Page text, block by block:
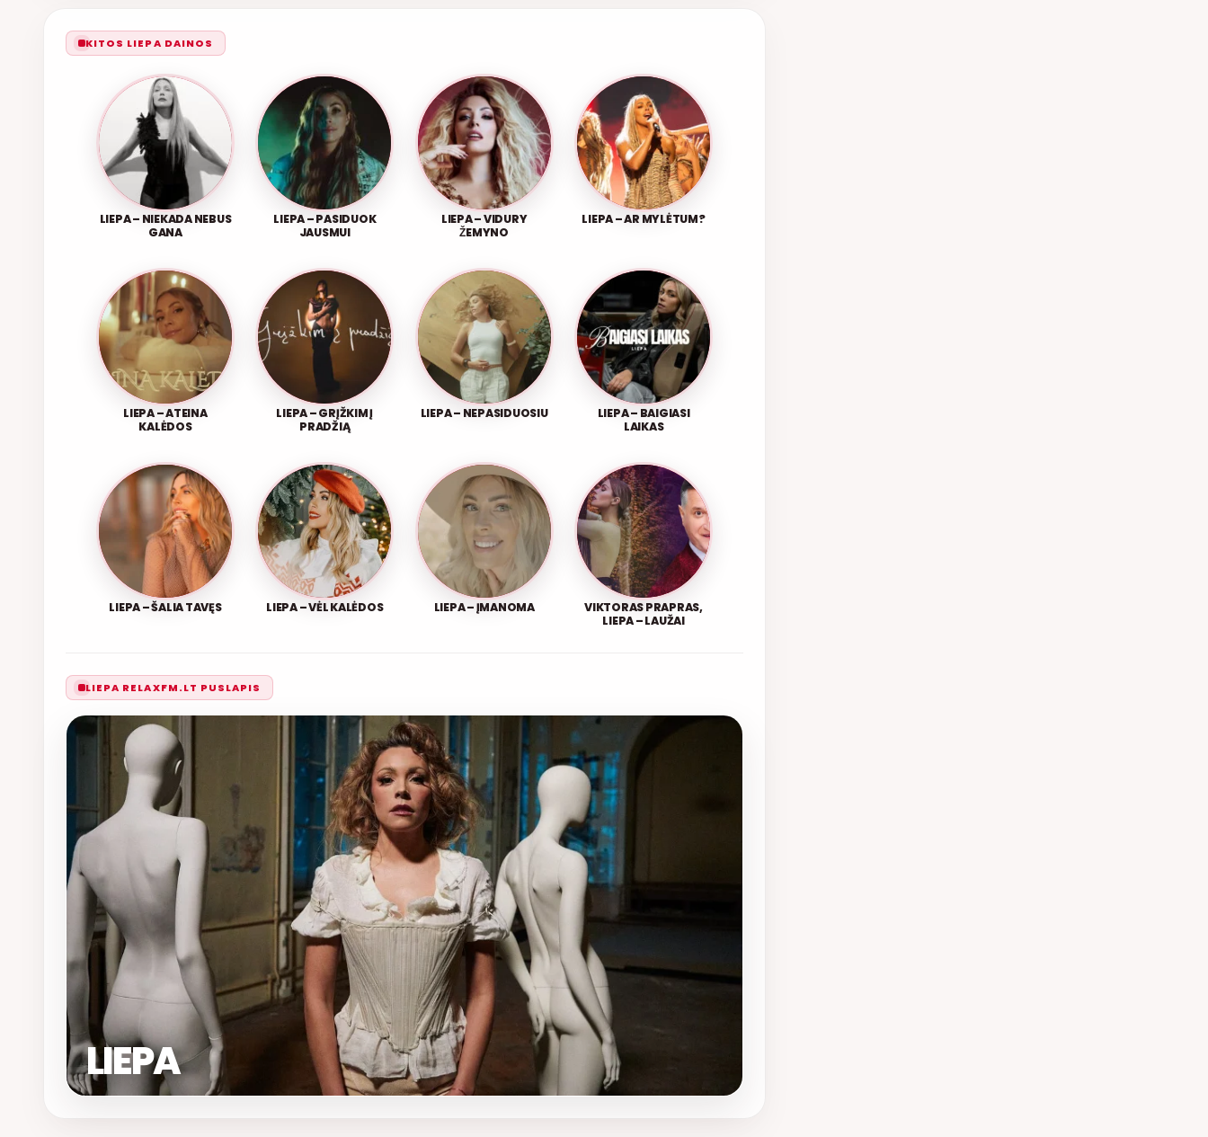
KITOS LIEPA DAINOS
LIEPA – NIEKADA NEBUS
GANA
LIEPA – PASIDUOK
JAUSMUI
LIEPA – VIDURY
ŽEMYNO
LIEPA – AR MYLĖTUM?
LIEPA – ATEINA
KALĖDOS
LIEPA – GRĮŽKIM Į
PRADŽIĄ
LIEPA – NEPASIDUOSIU
LIEPA – BAIGIASI
LAIKAS
LIEPA – ŠALIA TAVĘS LIEPA – VĖL KALĖDOS LIEPA – ĮMANOMA
VIKTORAS PRAPRAS,
LIEPA – LAUŽAI
LIEPA RELAXFM.LT PUSLAPIS
LIEPA